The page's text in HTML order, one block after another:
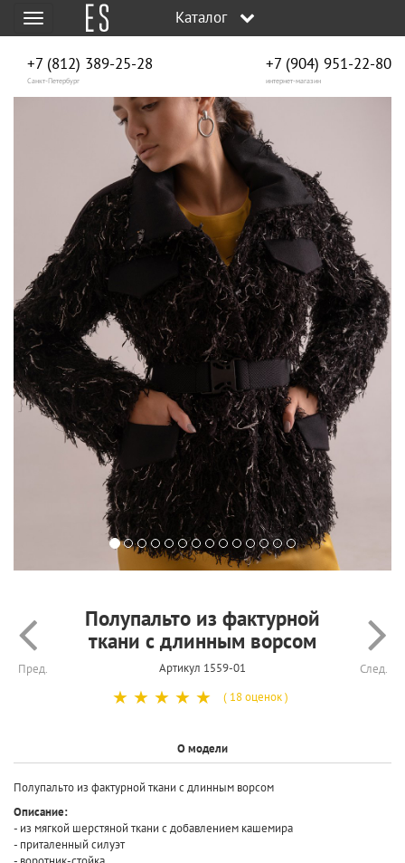
Меню Каталог
+7 (812) 389-25-28
Санкт-Петербург
+7 (904) 951‑22‑80
интернет-магазин
Пред.
Полупальто из фактурной
ткани с длинным ворсом
Артикул 1559-01 След.
☆
☆
☆
☆
☆ ( 18 оценок )
О модели
Полупальто из фактурной ткани с длинным ворсом
Описание:
- из мягкой шерстяной ткани с добавлением кашемира
- приталенный силуэт